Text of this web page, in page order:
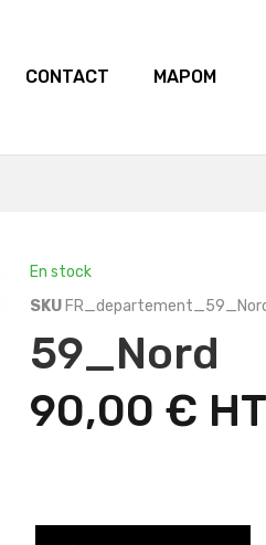
CONTACT MAPOM
En stock
SKU
59_Nord
90,00 €